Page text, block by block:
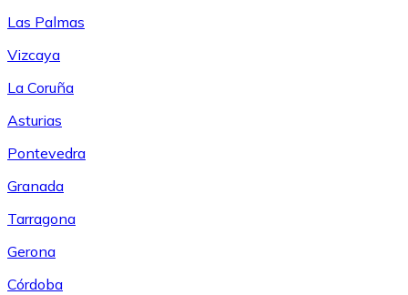
Las Palmas
Vizcaya
La Coruña
Asturias
Pontevedra
Granada
Tarragona
Gerona
Córdoba